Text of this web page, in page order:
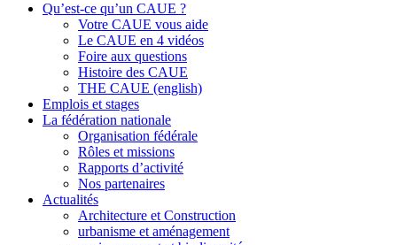
Qu’est-ce qu’un CAUE ?
Votre CAUE vous aide
Le CAUE en 4 vidéos
Foire aux questions
Histoire des CAUE
THE CAUE (english)
Emplois et stages
La fédération nationale
Organisation fédérale
Rôles et missions
Rapports d’activité
Nos partenaires
Actualités
Architecture et Construction
urbanisme et aménagement